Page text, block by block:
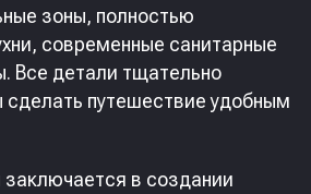
зоны, полностью
современные санитарные
Все детали тщательно
путешествие удобным
в создании